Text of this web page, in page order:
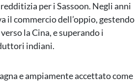
per i Sassoon. Negli anni
il commercio dell’oppio, gestendo
la Cina, e superando i
indiani.
e ampiamente accettato come